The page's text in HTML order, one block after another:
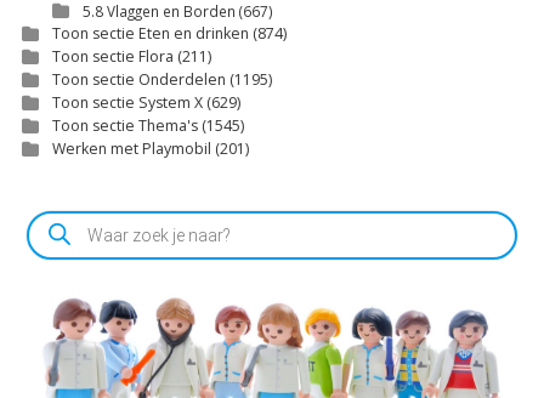
5.8 Vlaggen en Borden (667)
Toon sectie Eten en drinken (874)
Toon sectie Flora (211)
Toon sectie Onderdelen (1195)
Toon sectie System X (629)
Toon sectie Thema's (1545)
Werken met Playmobil (201)
Producten
zoeken